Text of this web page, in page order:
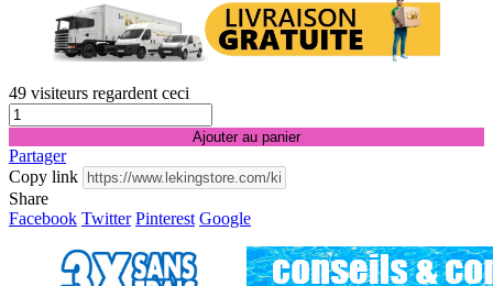
49 visiteurs regardent ceci
Ajouter au panier
Partager
Copy link
Share
Facebook Twitter Pinterest Google